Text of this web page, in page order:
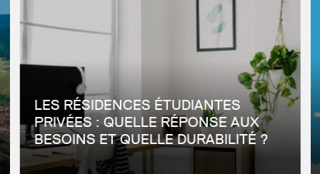
LES RÉSIDENCES ÉTUDIANTES
PRIVÉES : QUELLE RÉPONSE AUX
BESOINS ET QUELLE DURABILITÉ ?
Depuis les années 1980, et plus récemment depuis les